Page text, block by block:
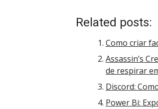
Related posts:
Como criar
Assassin’s
de respirar
Discord:
Power Bi: